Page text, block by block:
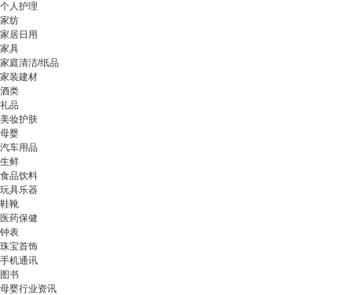
个人护理
家纺
家居日用
家具
家庭清洁/纸品
家装建材
酒类
礼品
美妆护肤
母婴
汽车用品
生鲜
食品饮料
玩具乐器
鞋靴
医药保健
钟表
珠宝首饰
手机通讯
图书
母婴行业资讯